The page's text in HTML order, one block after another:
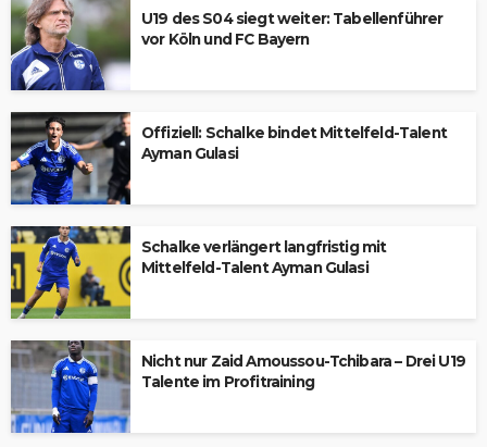
U19 des S04 siegt weiter: Tabellenführer
vor Köln und FC Bayern
Offiziell: Schalke bindet Mittelfeld-Talent
Ayman Gulasi
Schalke verlängert langfristig mit
Mittelfeld-Talent Ayman Gulasi
Nicht nur Zaid Amoussou-Tchibara – Drei U19
Talente im Profitraining